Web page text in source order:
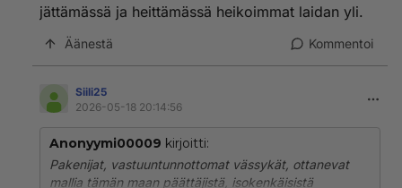
Teitä pakenijoitakin riittää niissä tapauksissa joihin
jättämässä ja heittämässä heikoimmat laidan yli.
Äänestä Kommentoi
Siili25
2026-05-18 20:14:56
Anonyymi00009 kirjoitti:
Pakenijat, vastuuntunnottomat vässykät, ottanevat
mallia tämän maan päättäjistä, isokenkäisistä